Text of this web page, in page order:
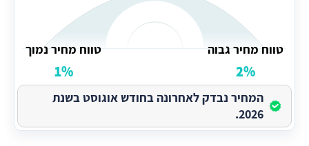
טווח מחיר גבוה
2%
טווח מחיר נמוך
1%
המחיר נבדק לאחרונה בחודש אוגוסט בשנת
2026.